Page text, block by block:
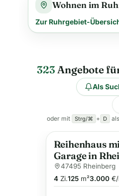
Wohnen im
Zur Ruhrgebiet-
323 Angebote
Als
oder mit Strg/⌘ + D
Reihenhaus
Garage in
47495 Rheinberg
4Zi.125m²3.000€/